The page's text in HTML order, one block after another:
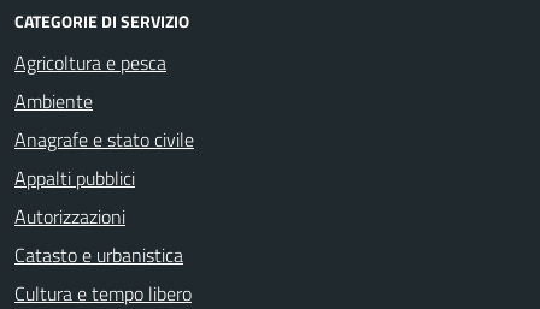
CATEGORIE DI SERVIZIO
Agricoltura e pesca
Ambiente
Anagrafe e stato civile
Appalti pubblici
Autorizzazioni
Catasto e urbanistica
Cultura e tempo libero